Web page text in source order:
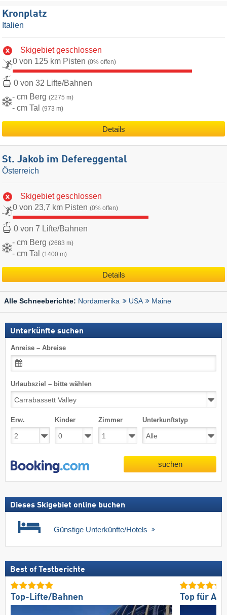
Kronplatz
Italien
Skigebiet geschlossen
0 von 125 km Pisten (0% offen)
0 von 32 Lifte/Bahnen
- cm Berg (2275 m)
- cm Tal (973 m)
Details
St. Jakob im Defereggental
Österreich
Skigebiet geschlossen
0 von 23,7 km Pisten (0% offen)
0 von 7 Lifte/Bahnen
- cm Berg (2683 m)
- cm Tal (1400 m)
Details
Alle Schneeberichte: Nordamerika USA Maine
Unterkünfte suchen
Anreise – Abreise
Urlaubsziel – bitte wählen
Erw. Kinder Zimmer Unterkunftstyp
suchen
Dieses Skigebiet online buchen
Günstige Unterkünfte/Hotels
Best of Testberichte
Top-Lifte/Bahnen Top für